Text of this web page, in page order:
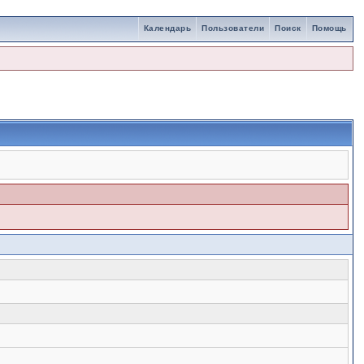
Помощь
Поиск
Пользователи
Календарь